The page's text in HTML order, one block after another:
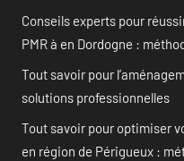
Conseils experts pour
PMR à en Dordogne :
Tout savoir pour
solutions professionnelles
Tout savoir pour optimiser
en région de Périgueux :